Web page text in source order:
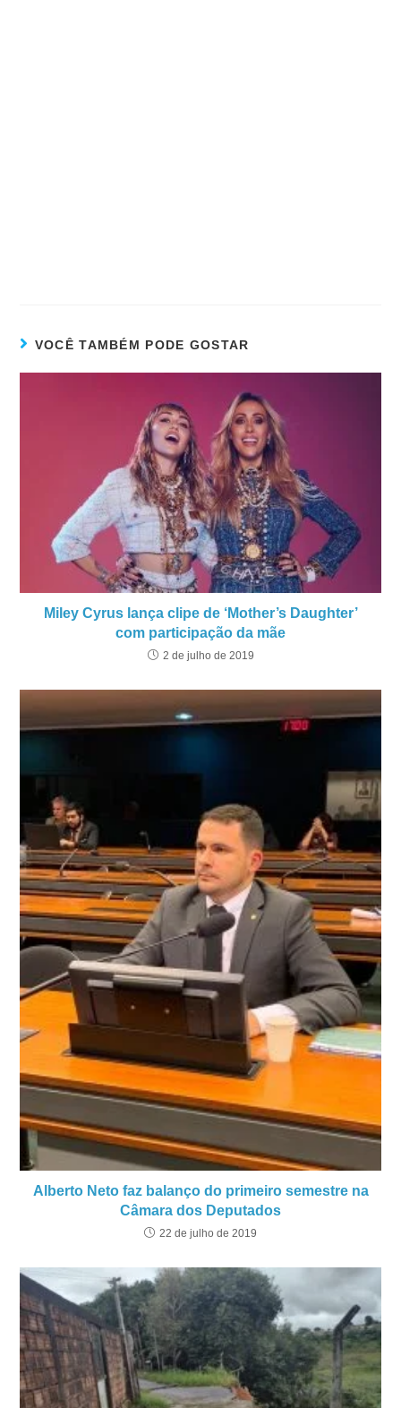
VOCÊ TAMBÉM PODE GOSTAR
Miley Cyrus lança clipe de ‘Mother’s Daughter’
com participação da mãe
2 de julho de 2019
Alberto Neto faz balanço do primeiro semestre na
Câmara dos Deputados
22 de julho de 2019